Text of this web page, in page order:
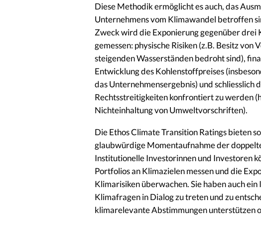
Diese Methodik ermöglicht es auch, das
Unternehmens vom Klimawandel betroffen
Zweck wird die Exponierung gegenüber drei
gemessen: physische Risiken (z.B. Besitz
steigenden Wasserständen bedroht sind),
Entwicklung des Kohlenstoffpreises
das Unternehmensergebnis) und schliesslich
Rechtsstreitigkeiten konfrontiert zu werden
Nichteinhaltung von Umweltvorschriften).
Die Ethos Climate Transition Ratings bieten
glaubwürdige Momentaufnahme der
Institutionelle Investorinnen und Investoren
Portfolios an Klimazielen messen und die
Klimarisiken überwachen. Sie haben auch
Klimafragen in Dialog zu treten und zu
klimarelevante Abstimmungen unterstützen